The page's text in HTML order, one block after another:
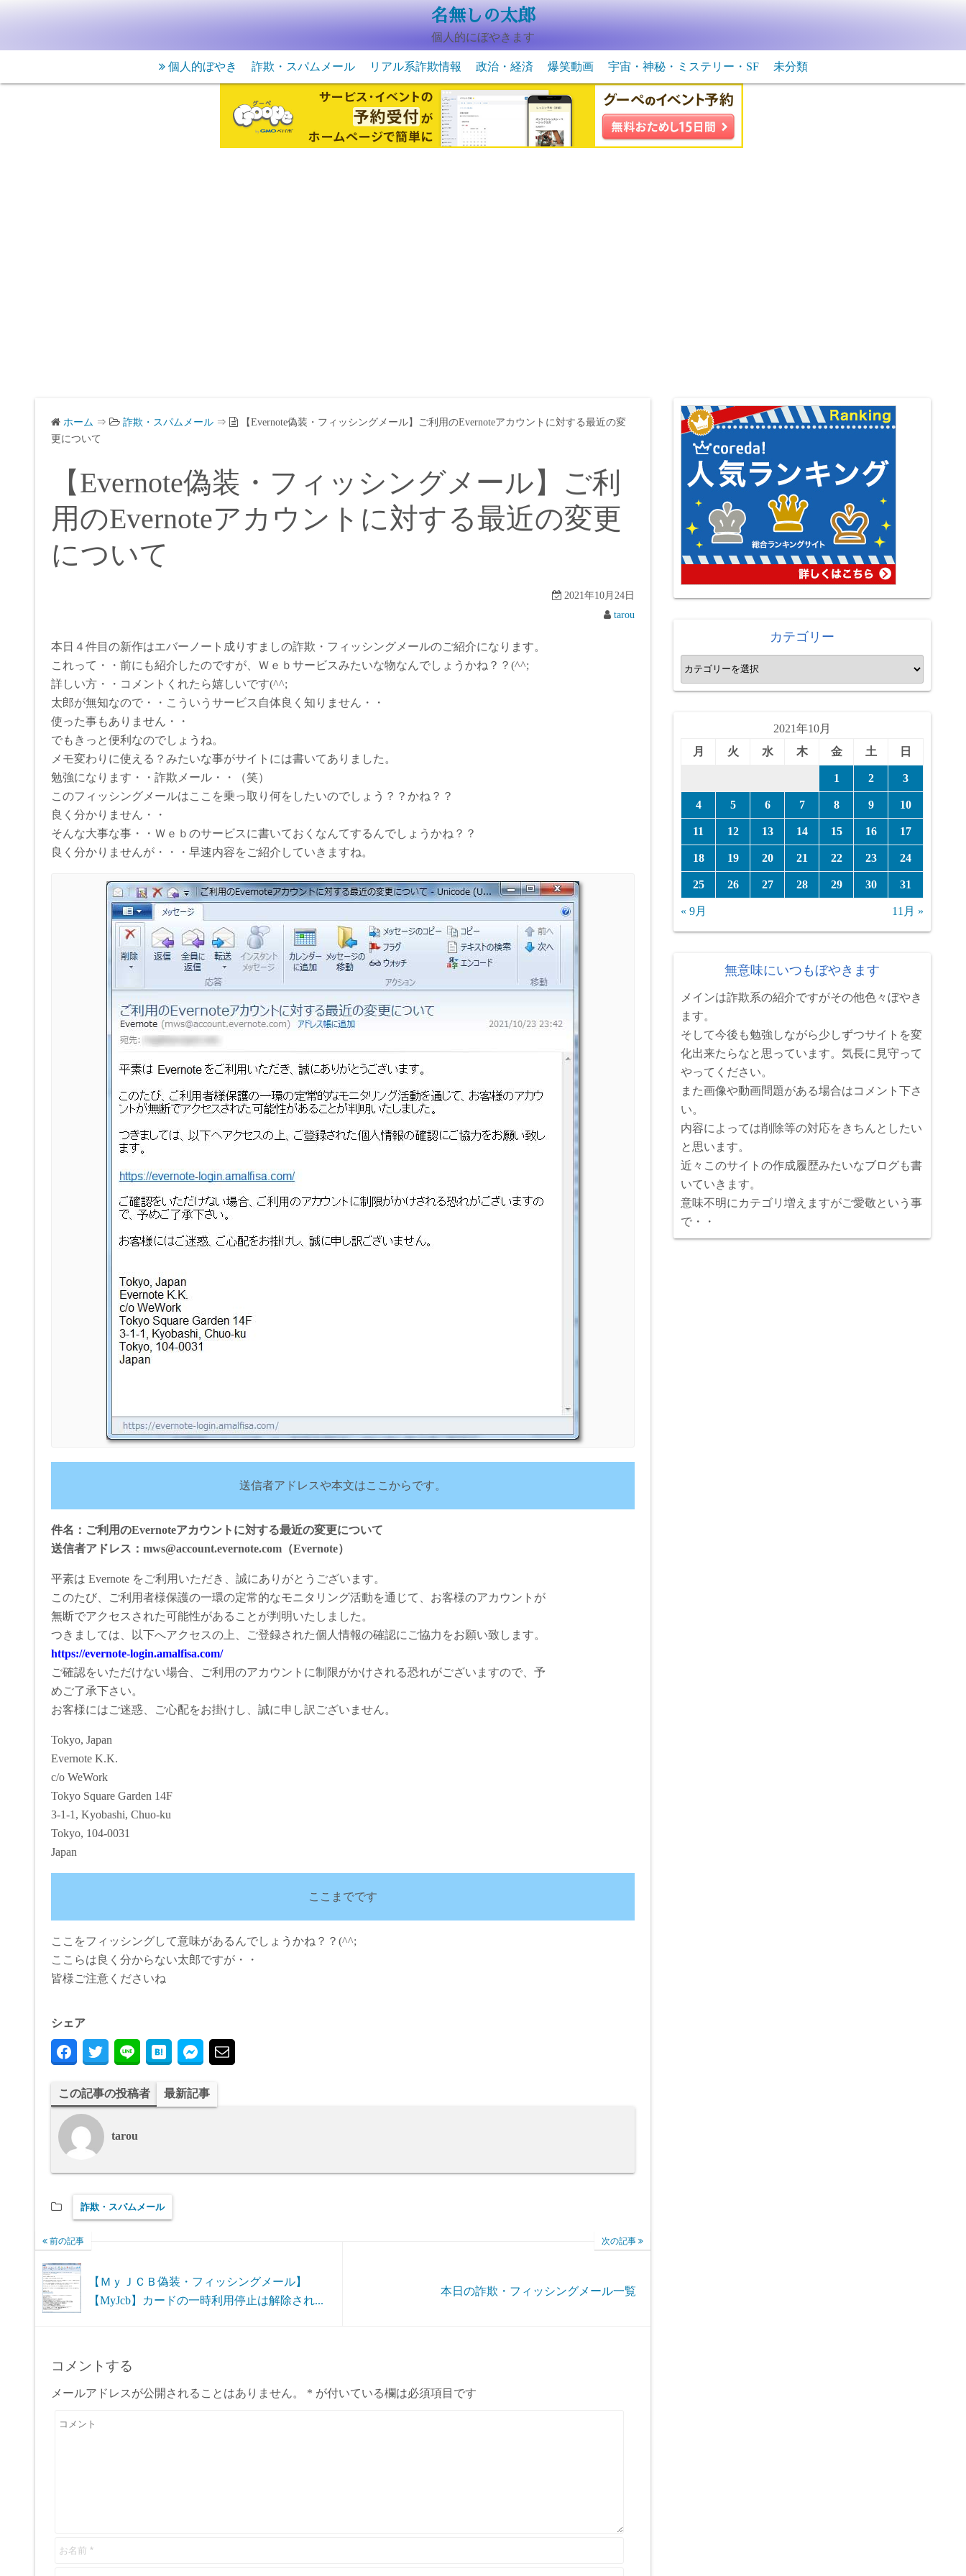
名無しの太郎
個人的にぼやきます
個人的ぼやき 詐欺・スパムメール リアル系詐欺情報 政治・経済 爆笑動画
動物系の爆笑動画
宇宙・神秘・ミステリー・SF
未確認生物・飛行物体
宇宙・ＳＦ
未分類
ホーム ⇒ 詐欺・スパムメール ⇒
【Evernote偽装・フィッシングメール】ご利用のEvernoteアカウントに対する最近の変
更について
【Evernote偽装・フィッシングメール】ご利
用のEvernoteアカウントに対する最近の変更
について
2021年10月24日
tarou
本日４件目の新作はエバーノート成りすましの詐欺・フィッシングメールのご紹介になります。
これって・・前にも紹介したのですが、Ｗｅｂサービスみたいな物なんでしょうかね？？(^^;
詳しい方・・コメントくれたら嬉しいです(^^;
太郎が無知なので・・こういうサービス自体良く知りません・・
使った事もありません・・
でもきっと便利なのでしょうね。
メモ変わりに使える？みたいな事がサイトには書いてありました。
勉強になります・・詐欺メール・・（笑）
このフィッシングメールはここを乗っ取り何をしたいのでしょう？？かね？？
良く分かりません・・
そんな大事な事・・Ｗｅｂのサービスに書いておくなんてするんでしょうかね？？
良く分かりませんが・・・早速内容をご紹介していきますね。
送信者アドレスや本文はここからです。
件名：ご利用のEvernoteアカウントに対する最近の変更について
送信者アドレス：mws@account.evernote.com（Evernote）
平素は Evernote をご利用いただき、誠にありがとうございます。
このたび、ご利用者様保護の一環の定常的なモニタリング活動を通じて、お客様のアカウントが
無断でアクセスされた可能性があることが判明いたしました。
つきましては、以下へアクセスの上、ご登録された個人情報の確認にご協力をお願い致します。
https://evernote-login.amalfisa.com/
ご確認をいただけない場合、ご利用のアカウントに制限がかけされる恐れがございますので、予
めご了承下さい。
お客様にはご迷惑、ご心配をお掛けし、誠に申し訳ございません。
Tokyo, Japan
Evernote K.K.
c/o WeWork
Tokyo Square Garden 14F
3-1-1, Kyobashi, Chuo-ku
Tokyo, 104-0031
Japan
ここまでです
ここをフィッシングして意味があるんでしょうかね？？(^^;
ここらは良く分からない太郎ですが・・
皆様ご注意くださいね
シェア
この記事の投稿者 最新記事
tarou
詐欺・スパムメール
前の記事
【ＭｙＪＣＢ偽装・フィッシングメール】
【MyJcb】カードの一時利用停止は解除され...
次の記事
本日の詐欺・フィッシングメール一覧
コメントする
メールアドレスが公開されることはありません。 * が付いている欄は必須項目です
カテゴリー
カ
テ
2021年10月
月
火 水 木 金 土 日
1 2 3
4 5 6 7 8 9 10
11 12 13 14 15 16 17
18 19 20 21 22 23 24
25 26 27 28 29 30 31
« 9月 11月 »
無意味にいつもぼやきます
メインは詐欺系の紹介ですがその他色々ぼやき
ます。
そして今後も勉強しながら少しずつサイトを変
化出来たらなと思っています。気長に見守って
やってください。
また画像や動画問題がある場合はコメント下さ
い。
内容によっては削除等の対応をきちんとしたい
と思います。
近々このサイトの作成履歴みたいなブログも書
いていきます。
意味不明にカテゴリ増えますがご愛敬という事
で・・